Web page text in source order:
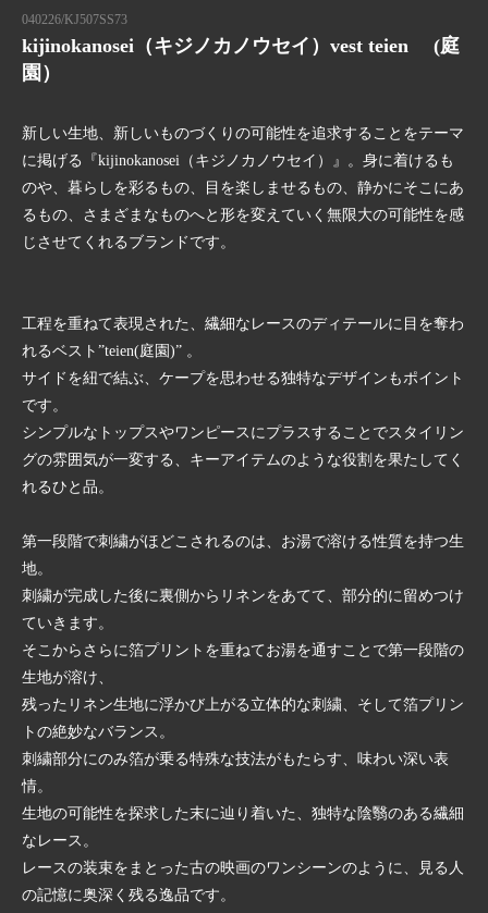
040226/KJ507SS73
kijinokanosei（キジノカノウセイ）vest teien (庭
園）
新しい生地、新しいものづくりの可能性を追求することをテーマ
に掲げる『kijinokanosei（キジノカノウセイ）』。身に着けるも
のや、暮らしを彩るもの、目を楽しませるもの、静かにそこにあ
るもの、さまざまなものへと形を変えていく無限大の可能性を感
じさせてくれるブランドです。
工程を重ねて表現された、繊細なレースのディテールに目を奪わ
れるベスト”teien(庭園)” 。
サイドを紐で結ぶ、ケープを思わせる独特なデザインもポイント
です。
シンプルなトップスやワンピースにプラスすることでスタイリン
グの雰囲気が一変する、キーアイテムのような役割を果たしてく
れるひと品。
第一段階で刺繍がほどこされるのは、お湯で溶ける性質を持つ生
地。
刺繍が完成した後に裏側からリネンをあてて、部分的に留めつけ
ていきます。
そこからさらに箔プリントを重ねてお湯を通すことで第一段階の
生地が溶け、
残ったリネン生地に浮かび上がる立体的な刺繍、そして箔プリン
トの絶妙なバランス。
刺繍部分にのみ箔が乗る特殊な技法がもたらす、味わい深い表
情。
生地の可能性を探求した末に辿り着いた、独特な陰翳のある繊細
なレース。
レースの装束をまとった古の映画のワンシーンのように、見る人
の記憶に奥深く残る逸品です。